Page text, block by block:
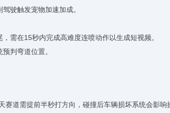
驶触发宠物加速加成。
需在15秒内完成高难度连喷动作以生成短视频。
判弯道位置。
赛道需提前半秒打方向，碰撞后车辆损坏系统会影